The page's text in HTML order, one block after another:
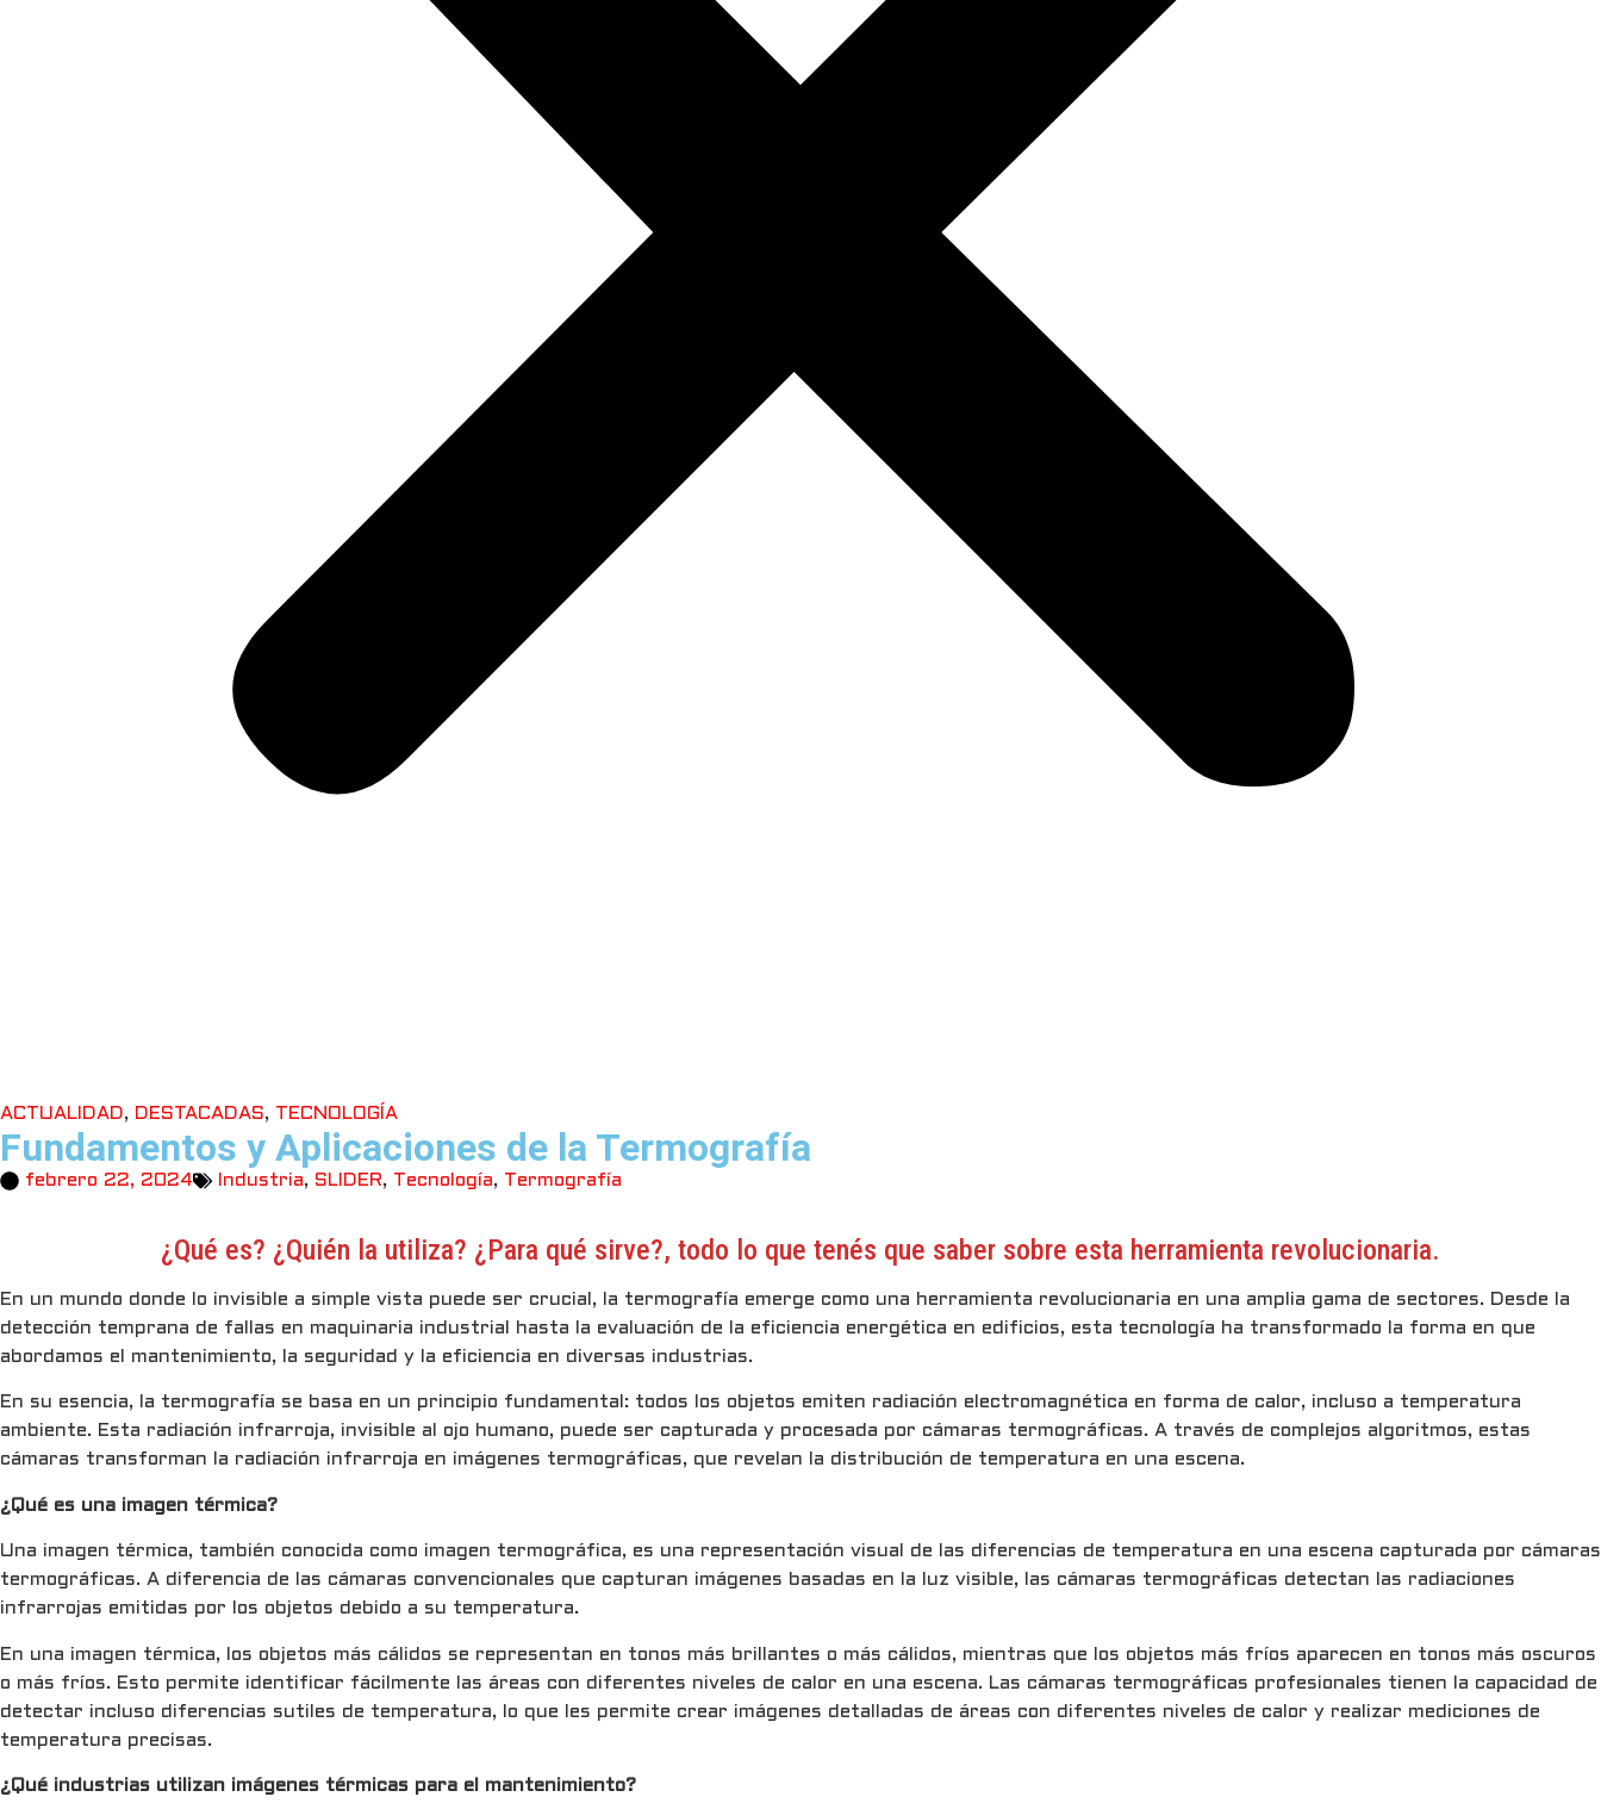
ACTUALIDAD, DESTACADAS, TECNOLOGÍA
Fundamentos y Aplicaciones de la Termografía
febrero 22, 2024 Industria, SLIDER, Tecnología, Termografía
¿Qué es? ¿Quién la utiliza? ¿Para qué sirve?, todo lo que tenés que saber sobre esta herramienta revolucionaria.
En un mundo donde lo invisible a simple vista puede ser crucial, la termografía emerge como una herramienta revolucionaria en una amplia gama de sectores. Desde la
detección temprana de fallas en maquinaria industrial hasta la evaluación de la eficiencia energética en edificios, esta tecnología ha transformado la forma en que
abordamos el mantenimiento, la seguridad y la eficiencia en diversas industrias.
En su esencia, la termografía se basa en un principio fundamental: todos los objetos emiten radiación electromagnética en forma de calor, incluso a temperatura
ambiente. Esta radiación infrarroja, invisible al ojo humano, puede ser capturada y procesada por cámaras termográficas. A través de complejos algoritmos, estas
cámaras transforman la radiación infrarroja en imágenes termográficas, que revelan la distribución de temperatura en una escena.
¿Qué es una imagen térmica?
Una imagen térmica, también conocida como imagen termográfica, es una representación visual de las diferencias de temperatura en una escena capturada por cámaras
termográficas. A diferencia de las cámaras convencionales que capturan imágenes basadas en la luz visible, las cámaras termográficas detectan las radiaciones
infrarrojas emitidas por los objetos debido a su temperatura.
En una imagen térmica, los objetos más cálidos se representan en tonos más brillantes o más cálidos, mientras que los objetos más fríos aparecen en tonos más oscuros
o más fríos. Esto permite identificar fácilmente las áreas con diferentes niveles de calor en una escena. Las cámaras termográficas profesionales tienen la capacidad de
detectar incluso diferencias sutiles de temperatura, lo que les permite crear imágenes detalladas de áreas con diferentes niveles de calor y realizar mediciones de
temperatura precisas.
¿Qué industrias utilizan imágenes térmicas para el mantenimiento?